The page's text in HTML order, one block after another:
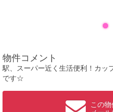
物件コメント
駅、スーパー近く生活便利！カッ
です☆
この